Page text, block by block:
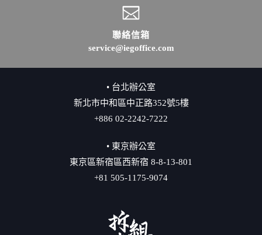
聯絡信箱
service@iegoffice.com
• 台北辦公室
新北市中和區中正路352號5樓
+886 02-2242-7222
• 東京辦公室
東京區新宿區西新宿 8-8-13-801
+81 505-1175-9074